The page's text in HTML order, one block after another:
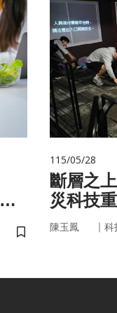
儲存書籤
115/05/28
斷層之
災科技
陳玉鳳 ｜ 科